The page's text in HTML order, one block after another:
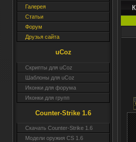
Галерея
Статьи
Форум
Друзья сайта
uCoz
Скрипты для uCoz
Шаблоны для uCoz
Иконки для форума
Иконки для групп
Counter-Strike 1.6
Скачать Counter-Strike 1.6
Модели оружия CS 1.6